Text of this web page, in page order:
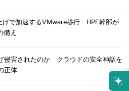
げで加速するVMware移行 HPE幹部が
備え
侵害されたのか クラウドの安全神話を
正体